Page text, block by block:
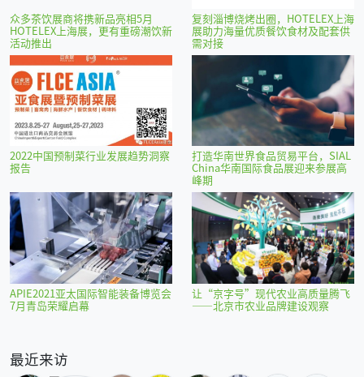
众多茶饮展商将携新品亮相5月
HOTELEX上海展，更有重磅潮饮新
活动推出
复刻淄博烧烤出圈，HOTELEX上海
展助力海量优质餐饮食材及配套供
需对接
2022中国预制菜行业发展趋势洞察
报告
打造华南世界食品贸易平台，SIAL
China华南国际食品展迎来参展高
峰期
APIE2021亚太国际智能装备博览会
7月青岛荣耀启幕
让“京字号”现代农业高质量腾飞
——北京市农业品牌建设观察
最近来访